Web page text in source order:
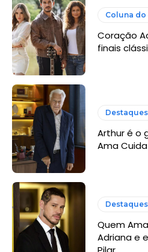
Coluna do
Coração
finais
Destaques
Arthur é o
Ama Cuida
Destaques
Quem
Adriana e